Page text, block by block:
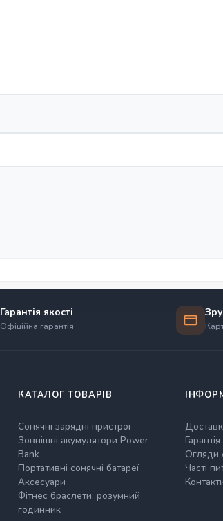
Гарантія якості
Офіційна гарантія
КАТАЛОГ ТОВАРІВ
Сонячні зарядні пристрої
Зовнішні акумулятори Power
Bank
Портативні сонячні батареї
Аксесуари
Фітнес браслети, розумний
годинник
Гарантія
Огляди /
Часті